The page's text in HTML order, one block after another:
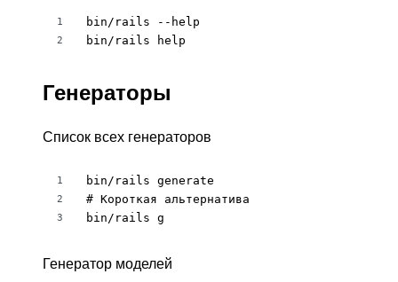
1
2
bin/rails --help
bin/rails help
Генераторы
Список всех генераторов
1
2
3
bin/rails generate
# Короткая альтернатива
bin/rails g
Генератор моделей